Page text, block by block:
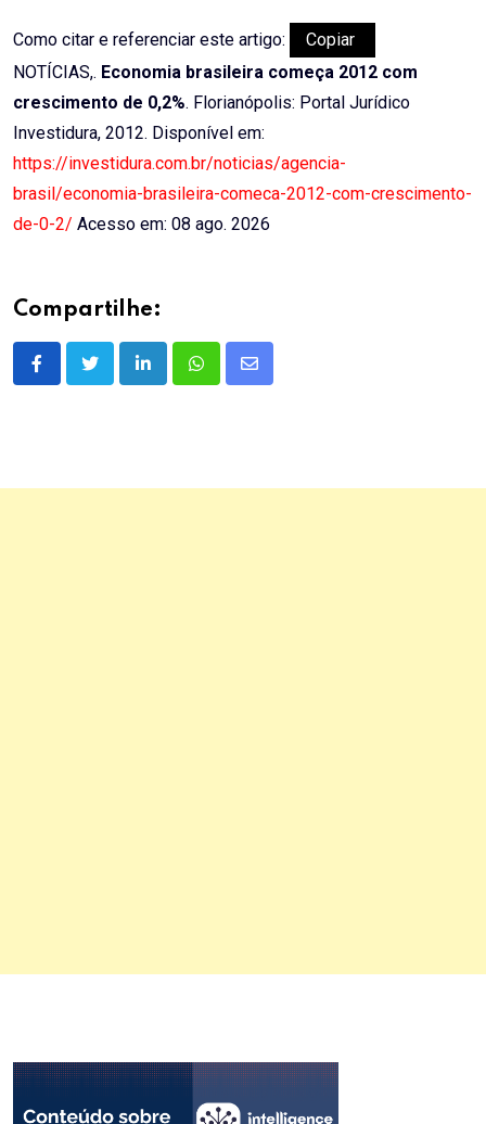
Como citar e referenciar este artigo:
Copiar
NOTÍCIAS,. Economia brasileira começa 2012 com
crescimento de 0,2%. Florianópolis: Portal Jurídico
Investidura, 2012. Disponível em:
https://investidura.com.br/noticias/agencia-
brasil/economia-brasileira-comeca-2012-com-crescimento-
de-0-2/ Acesso em: 08 ago. 2026
Compartilhe:
LinkedInWhatsappShare